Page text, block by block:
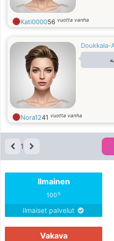
Kati000056 vuotta vanha
Doukkala-
Nora1241 vuotta vanha
1
Ilmainen
100%
Ilmaiset palvelut
Vakava